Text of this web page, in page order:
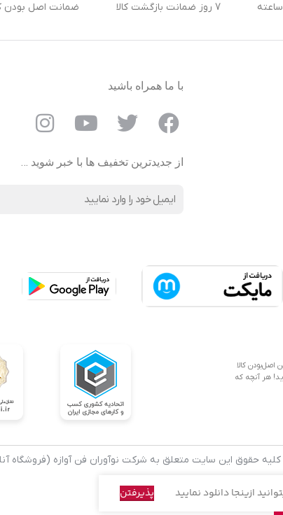
7 روز ضمانت بازگشت کالا ضمانت اصل بودن
با ما همراه باشید
از جدیدترین تخفیف ها با خبر شوید …
محل، ۷ روز ضمانت بازگشت کالا و تضمین اصل‌بودن کالا
هر آنچه که
کلیه حقوق این سایت متعلق به شرکت نوآوران فن آوازه (فروشگاه
ازینجا دانلود نمایید
پذیرفتن